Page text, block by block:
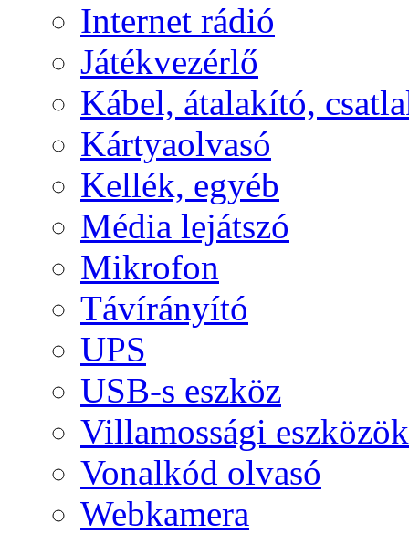
Internet rádió
Játékvezérlő
Kábel, átalakító,
Kártyaolvasó
Kellék, egyéb
Média lejátszó
Mikrofon
Távírányító
UPS
USB-s eszköz
Villamossági eszközök
Vonalkód olvasó
Webkamera